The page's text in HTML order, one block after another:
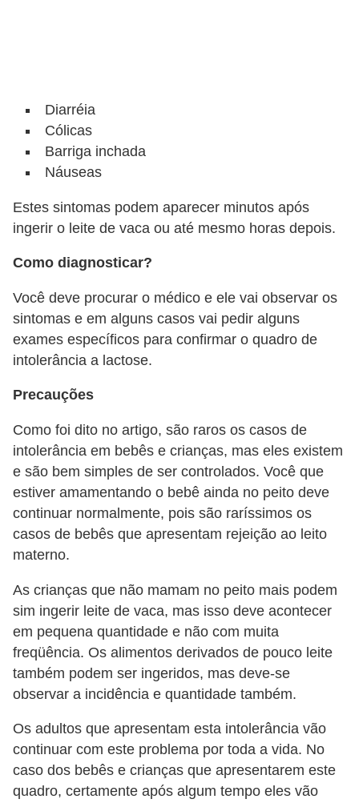
Diarréia
Cólicas
Barriga inchada
Náuseas
Estes sintomas podem aparecer minutos após
ingerir o leite de vaca ou até mesmo horas depois.
Como diagnosticar?
Você deve procurar o médico e ele vai observar os
sintomas e em alguns casos vai pedir alguns
exames específicos para confirmar o quadro de
intolerância a lactose.
Precauções
Como foi dito no artigo, são raros os casos de
intolerância em bebês e crianças, mas eles existem
e são bem simples de ser controlados. Você que
estiver amamentando o bebê ainda no peito deve
continuar normalmente, pois são raríssimos os
casos de bebês que apresentam rejeição ao leito
materno.
As crianças que não mamam no peito mais podem
sim ingerir leite de vaca, mas isso deve acontecer
em pequena quantidade e não com muita
freqüência. Os alimentos derivados de pouco leite
também podem ser ingeridos, mas deve-se
observar a incidência e quantidade também.
Os adultos que apresentam esta intolerância vão
continuar com este problema por toda a vida. No
caso dos bebês e crianças que apresentarem este
quadro, certamente após algum tempo eles vão